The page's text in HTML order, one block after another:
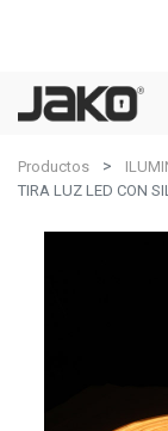
Productos
TIRA LUZ LED CON